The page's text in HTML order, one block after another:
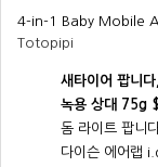
4-in-1 Baby Mobile
Totopipi
새타이어 팝니
녹용 상대 75g
돔 라이트 팝니
다이슨 에어랩